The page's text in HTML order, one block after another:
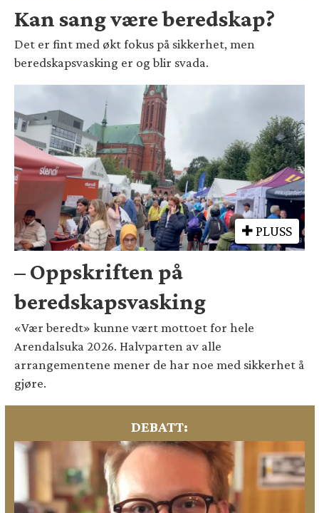
Kan sang være beredskap?
Det er fint med økt fokus på sikkerhet, men
beredskapsvasking er og blir svada.
PLUSS
– Oppskriften på
beredskapsvasking
«Vær beredt» kunne vært mottoet for hele
Arendalsuka 2026. Halvparten av alle
arrangementene mener de har noe med sikkerhet å
gjøre.
DEBATT: